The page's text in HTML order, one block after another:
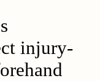
injury-